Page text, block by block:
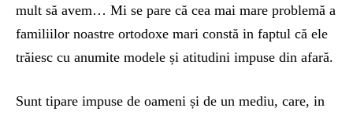
mult să avem… Mi se pare că cea mai mare problemă a
familiilor noastre ortodoxe mari constă in faptul că ele
trăiesc cu anumite modele și atitudini impuse din afară.
Sunt tipare impuse de oameni și de un mediu, care, in